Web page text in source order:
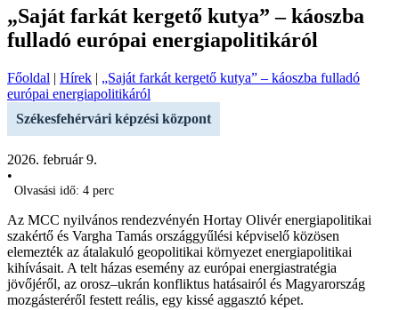
„Saját farkát kergető kutya” – káoszba
fulladó európai energiapolitikáról
Főoldal | Hírek | „Saját farkát kergető kutya” – káoszba fulladó
európai energiapolitikáról
Székesfehérvári képzési központ
2026. február 9.
•
Olvasási idő: 4 perc
Az MCC nyilvános rendezvényén Hortay Olivér energiapolitikai
szakértő és Vargha Tamás országgyűlési képviselő közösen
elemezték az átalakuló geopolitikai környezet energiapolitikai
kihívásait. A telt házas esemény az európai energiastratégia
jövőjéről, az orosz–ukrán konfliktus hatásairól és Magyarország
mozgásteréről festett reális, egy kissé aggasztó képet.